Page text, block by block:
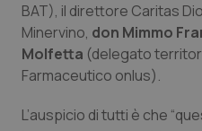
Oncologia &
Psoriasi & pelle
Quotidiano
BAT), il direttore Caritas
Minervino, don Mimmo
Molfetta (delegato
Farmaceutico onlus).
L’auspicio di tutti è che